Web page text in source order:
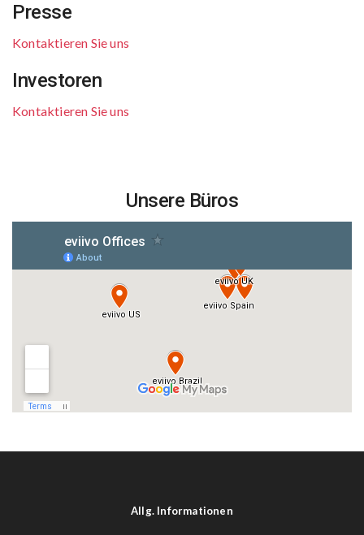
Presse
Kontaktieren Sie uns
Investoren
Kontaktieren Sie uns
Unsere Büros
Allg. Informationen